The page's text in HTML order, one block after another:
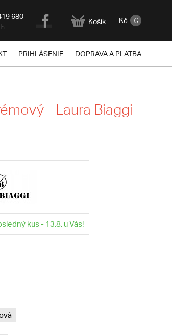
680
Košík Kč €
PRIHLÁSENIE DOPRAVA A PLATBA
- Laura Biaggi
kus - 13.8. u Vás!